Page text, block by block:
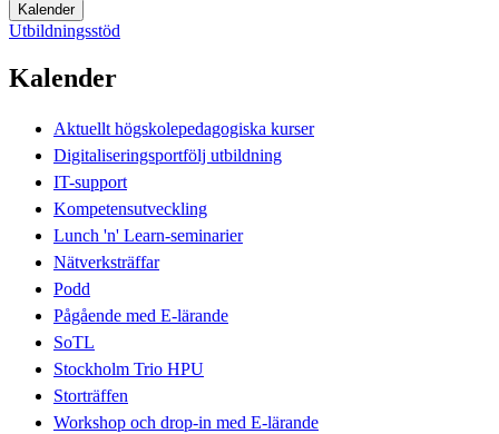
Kalender
Utbildningsstöd
Kalender
Aktuellt högskolepedagogiska kurser
Digitaliseringsportfölj utbildning
IT-support
Kompetensutveckling
Lunch 'n' Learn-seminarier
Nätverksträffar
Podd
Pågående med E-lärande
SoTL
Stockholm Trio HPU
Storträffen
Workshop och drop-in med E-lärande